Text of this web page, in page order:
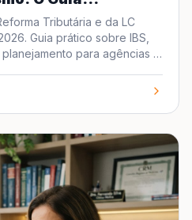
Tributária e da LC
Guia prático sobre IBS,
para agências e